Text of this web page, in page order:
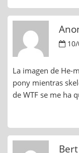
La imagen de He-
pony mientras
de WTF se me ha
Bert